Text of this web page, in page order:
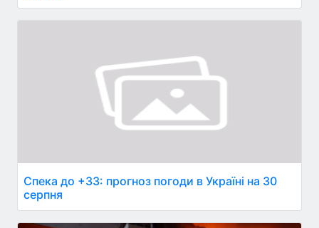
Спека до +33: прогноз погоди в Україні на 30
серпня